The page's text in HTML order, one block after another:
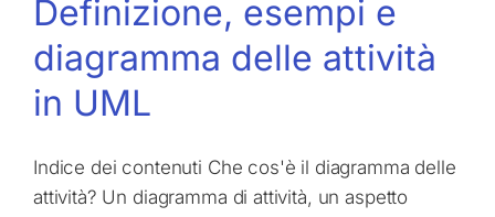
Definizione, esempi e
diagramma delle attività
in UML
Indice dei contenuti Che cos'è il diagramma delle
attività? Un diagramma di attività, un aspetto